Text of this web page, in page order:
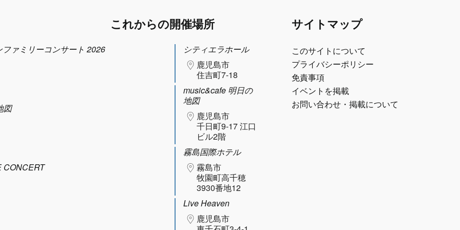
ァミリーコンサート 2026
図
CONCERT
これからの開催場所
シティエラホール
鹿児島市
住吉町7-18
music&cafe 明日の
地図
鹿児島市
千日町9-17 江口
ビル2階
霧島国際ホテル
霧島市
牧園町高千穂
3930番地12
Live Heaven
鹿児島市
サイトマップ
このサイトについて
プライバシーポリシー
免責事項
イベントを掲載
お問い合わせ・掲載について